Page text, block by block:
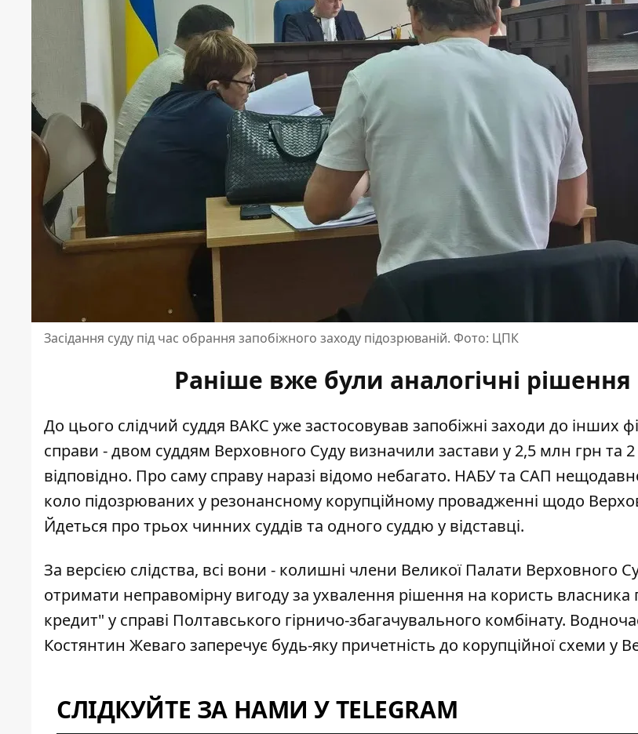
Засідання суду під час обрання запобіжного заходу підозрюваній. Фото: ЦПК
Раніше вже були аналогічні рішення
До цього слідчий суддя ВАКС уже застосовував запобіжні заходи до інших
справи - двом суддям Верховного Суду визначили застави у 2,5 млн грн та
відповідно. Про саму справу наразі відомо небагато. НАБУ та САП
коло підозрюваних у резонансному корупційному провадженні щодо
Йдеться про трьох чинних суддів та одного суддю у відставці.
За версією слідства, всі вони - колишні члени Великої Палати Верховного
отримати неправомірну вигоду за ухвалення рішення на користь власника
кредит" у справі Полтавського гірничо-збагачувального комбінату.
Костянтин Жеваго заперечує будь-яку причетність до корупційної схеми у
СЛІДКУЙТЕ ЗА НАМИ У TELEGRAM